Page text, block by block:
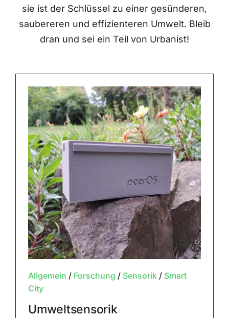
sie ist der Schlüssel zu einer gesünderen,
saubereren und effizienteren Umwelt. Bleib
dran und sei ein Teil von Urbanist!
Allgemein / Forschung / Sensorik/ Smart
City
Umweltsensorik